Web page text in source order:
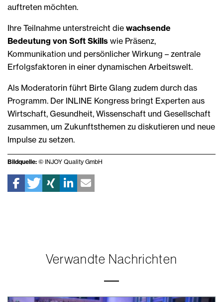
auftreten möchten.
Ihre Teilnahme unterstreicht die wachsende
Bedeutung von Soft Skills wie Präsenz,
Kommunikation und persönlicher Wirkung – zentrale
Erfolgsfaktoren in einer dynamischen Arbeitswelt.
Als Moderatorin führt Birte Glang zudem durch das
Programm. Der INLINE Kongress bringt Experten aus
Wirtschaft, Gesundheit, Wissenschaft und Gesellschaft
zusammen, um Zukunftsthemen zu diskutieren und neue
Impulse zu setzen.
Bildquelle: © INJOY Quality GmbH
Verwandte Nachrichten